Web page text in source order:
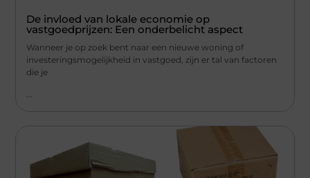
De invloed van lokale economie op
vastgoedprijzen: Een onderbelicht aspect
Wanneer je op zoek bent naar een nieuwe woning of
investeringsmogelijkheid in vastgoed, zijn er tal van factoren
die je
...